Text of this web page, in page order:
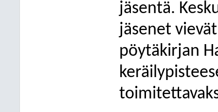
jäsentä.
jäsenet
pöytäkirjan